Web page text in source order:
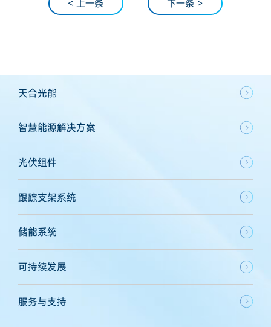
< 上一条 下一条 >
天合光能
智慧能源解决方案
光伏组件
跟踪支架系统
储能系统
可持续发展
服务与支持